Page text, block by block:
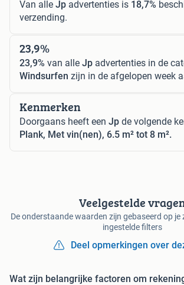
Van alle Jp advertenties is 18,7%
verzending.
23,9%
23,9% van alle Jp advertenties in de
Windsurfen zijn in de afgelopen week
Kenmerken
Doorgaans heeft een Jp de volgende
Plank, Met vin(nen), 6.5 m² tot 8 m².
Veelgestelde
De onderstaande waarden zijn gebaseerd op je
ingestelde filters
Deel opmerkingen over
Wat zijn belangrijke factoren om